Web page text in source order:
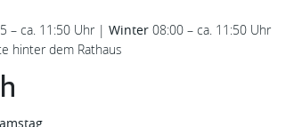
– ca. 11:50 Uhr | Winter 08:00 – ca. 11:50 Uhr
hinter dem Rathaus